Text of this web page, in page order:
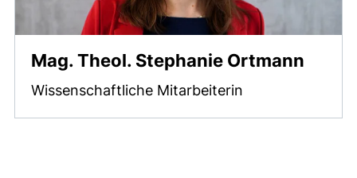
Mag. Theol. Stephanie Ortmann
Wissenschaftliche Mitarbeiterin